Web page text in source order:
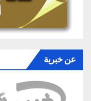
عن خبرية